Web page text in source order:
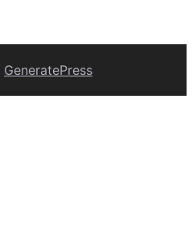
GeneratePress